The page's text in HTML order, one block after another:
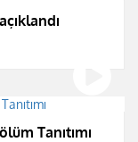
Tanıtımı